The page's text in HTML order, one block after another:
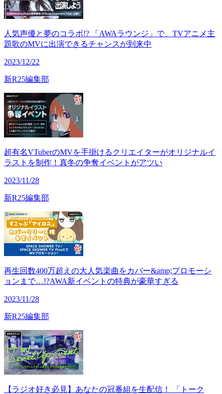
人気声優と夢のコラボ!? 「AWAラウンジ」で、TVアニメ主
題歌のMVに出演できるチャンスが到来中
2023/12/22
新R25編集部
超有名VTuberのMVを手掛けるクリエイターがオリジナルイ
ラストを制作！真冬の争奪イベントがアツい
2023/11/28
新R25編集部
再生回数400万超えの大人気楽曲をカバー&amp;プロモーシ
ョンまで…!?AWA新イベントの特典が豪華すぎる
2023/11/28
新R25編集部
【ラジオ好き必見】あなたの冠番組を生配信！ 「トーク